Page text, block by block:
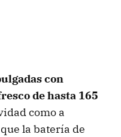
con
de hasta 165
como a
la batería de